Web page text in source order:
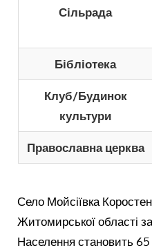
Сільрада
Бібліотека
Клуб/Будинок
культури
Православна церква
Село Мойсіївка
Житомирської області
Населення становить